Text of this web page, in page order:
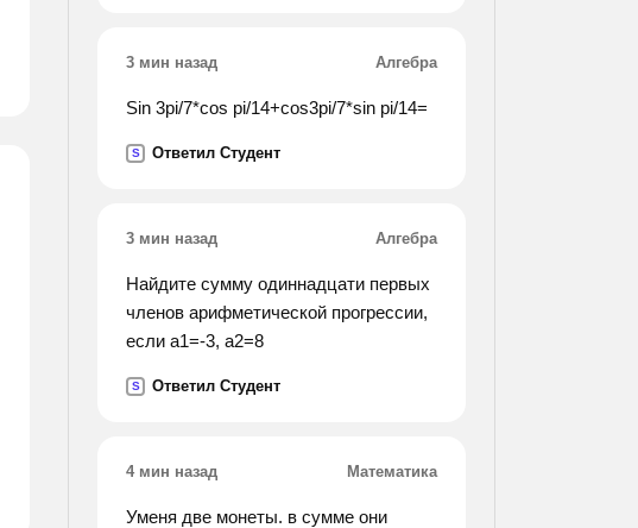
находить приметы или самим
создавать их увлекательные
зима выдалась суровая.
3 мин назад Алгебра
Sin 3pi/7*cos pi/14+cos3pi/7*sin pi/14=
S Ответил Студент
3 мин назад Алгебра
Найдите сумму одиннадцати первых
членов арифметической прогрессии,
если а1=-3, а2=8
S Ответил Студент
4 мин назад Математика
Уменя две монеты. в сумме они